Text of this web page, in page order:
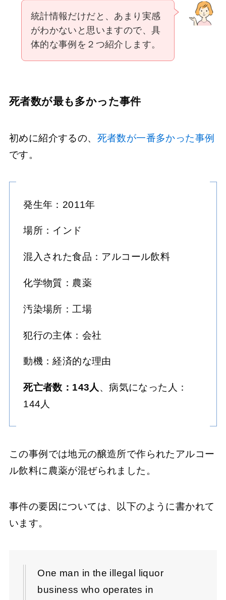
統計情報だけだと、あまり実感
がわかないと思いますので、具
体的な事例を２つ紹介します。
死者数が最も多かった事件
初めに紹介するの、 死者数が一番多かった事例
です。
発生年：2011年
場所：インド
混入された食品：アルコール飲料
化学物質：農薬
汚染場所：工場
犯行の主体：会社
動機：経済的な理由
死亡者数：143人、病気になった人：
144人
この事例では地元の醸造所で作られたアルコー
ル飲料に農薬が混ぜられました。
事件の要因については、以下のように書かれて
います。
One man in the illegal liquor
business who operates in